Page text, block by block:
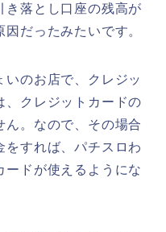
き落とし口座の残高が
だったみたいです。
いのお店で、クレジッ
、クレジットカードの
ん。なので、その場合
をすれば、パチスロわ
ードが使えるようにな